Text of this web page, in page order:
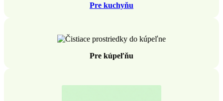
Pre kuchyňu
Pre kúpeľňu